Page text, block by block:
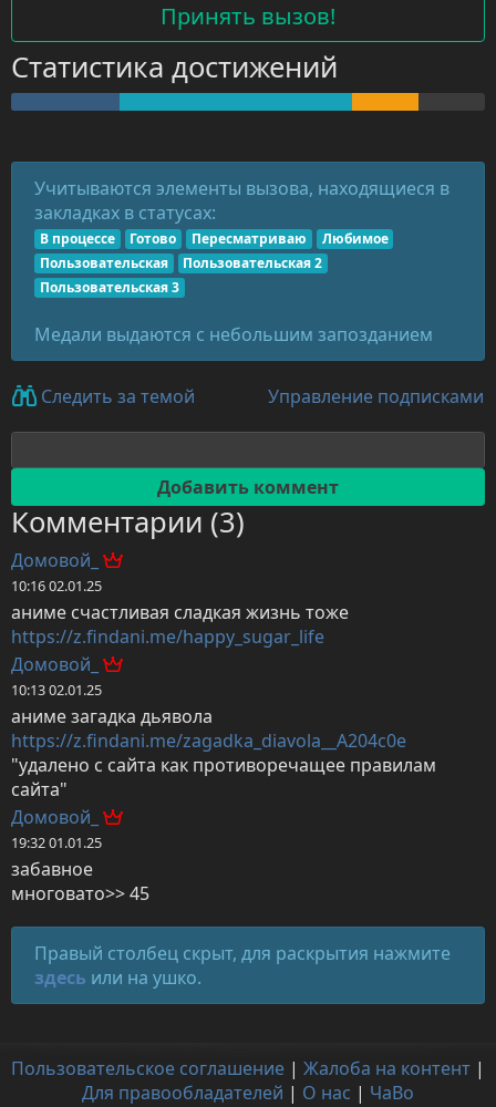
Принять вызов!
Статистика достижений
Учитываются элементы вызова, находящиеся в
закладках в статусах:
В процессе Готово Пересматриваю
Любимое
Пользовательская
Пользовательская 2
Пользовательская 3
Медали выдаются с небольшим запозданием
Следить за темой Управление подписками
Комментарии (3)
Домовой_
10:16 02.01.25
https://z.findani.me/happy_sugar_life
Домовой_
10:13 02.01.25
https://z.findani.me/zagadka_diavola__A204c0e
"удалено с сайта как противоречащее правилам
сайта"
Домовой_
19:32 01.01.25
забавное
многовато>> 45
Правый столбец скрыт, для раскрытия нажмите
здесь или на ушко.
Пользовательское соглашение | Жалоба на контент |
Для правообладателей | О нас | ЧаВо